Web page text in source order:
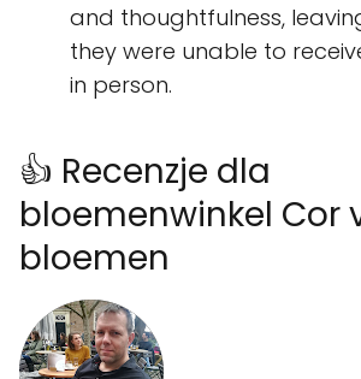
and thoughtfulness,
they were unable to
in person.
👍 Recenzje dla
bloemenwinkel Cor
bloemen